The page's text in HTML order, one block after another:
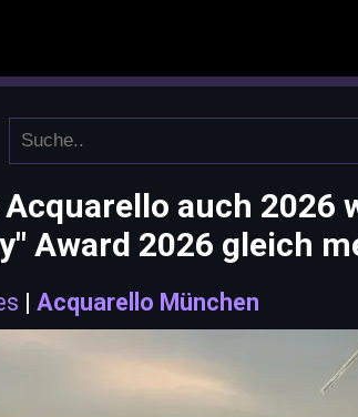
auch 2026
Award 2026 gleich
| Acquarello München